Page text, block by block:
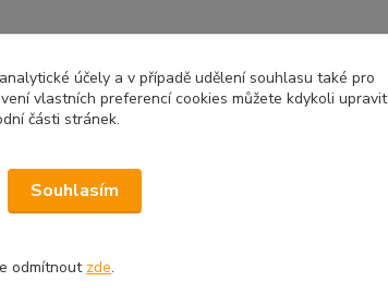
účely a v případě udělení souhlasu také pro
vlastních preferencí cookies můžete kdykoli upravit
části stránek.
Souhlasím
odmítnout zde.